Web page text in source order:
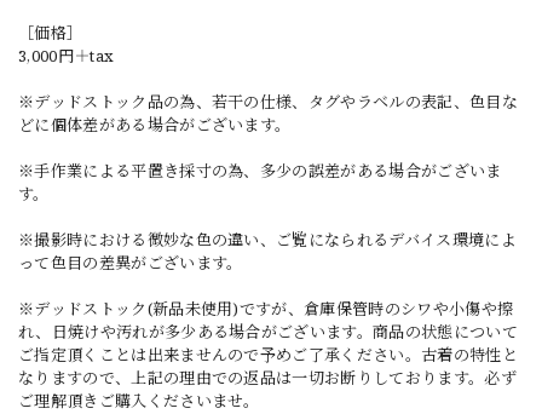
［価格］
3,000円＋tax
※デッドストック品の為、若干の仕様、タグやラベルの表記、色目な
どに個体差がある場合がございます。
※手作業による平置き採寸の為、多少の誤差がある場合がございま
す。
※撮影時における微妙な色の違い、ご覧になられるデバイス環境によ
って色目の差異がございます。
※デッドストック(新品未使用)ですが、倉庫保管時のシワや小傷や擦
れ、日焼けや汚れが多少ある場合がございます。商品の状態について
ご指定頂くことは出来ませんので予めご了承ください。古着の特性と
なりますので、上記の理由での返品は一切お断りしております。必ず
ご理解頂きご購入くださいませ。